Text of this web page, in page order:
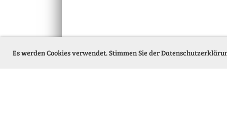
Es werden Cookies verwendet. Stimmen Sie der